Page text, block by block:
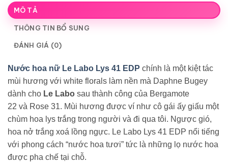
MÔ TẢ
THÔNG TIN BỔ SUNG
ĐÁNH GIÁ (0)
Nước hoa nữ Le Labo Lys 41 EDP chính là một kiệt tác
mùi hương với white florals làm nền mà Daphne Bugey
dành cho Le Labo sau thành công của Bergamote
22 và Rose 31. Mùi hương được ví như cô gái ấy giấu một
chùm hoa lys trắng trong người và đi qua tôi. Ngược gió,
hoa nở trắng xoá lồng ngực. Le Labo Lys 41 EDP nổi tiếng
với phong cách “nước hoa tươi” tức là những lọ nước hoa
được pha chế tại chỗ.